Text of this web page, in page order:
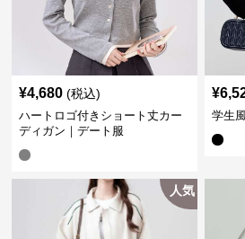
¥4,680 (税込)
ハートロゴ付きショート丈カー
ディガン｜デート服
¥
学生
人気